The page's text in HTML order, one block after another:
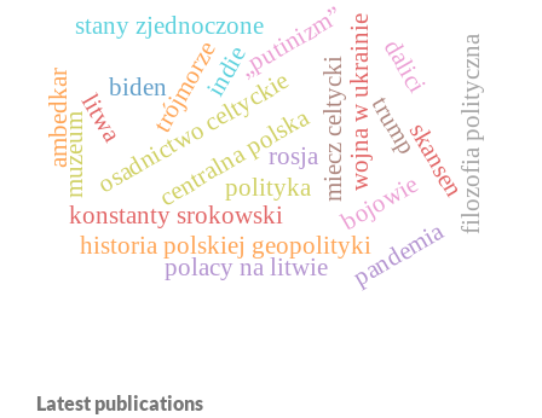
miecz celtycki
osadnictwo celtyckie
bojowie
centralna polska wojna w ukrainie
rosja
„putinizm”
trójmorze
stany zjednoczone
trump
biden
historia polskiej geopolityki
konstanty srokowski
muzeum skansen
pandemia
indie
polityka filozofia polityczna
ambedkar
dalici
litwa
polacy na litwie
Latest publications